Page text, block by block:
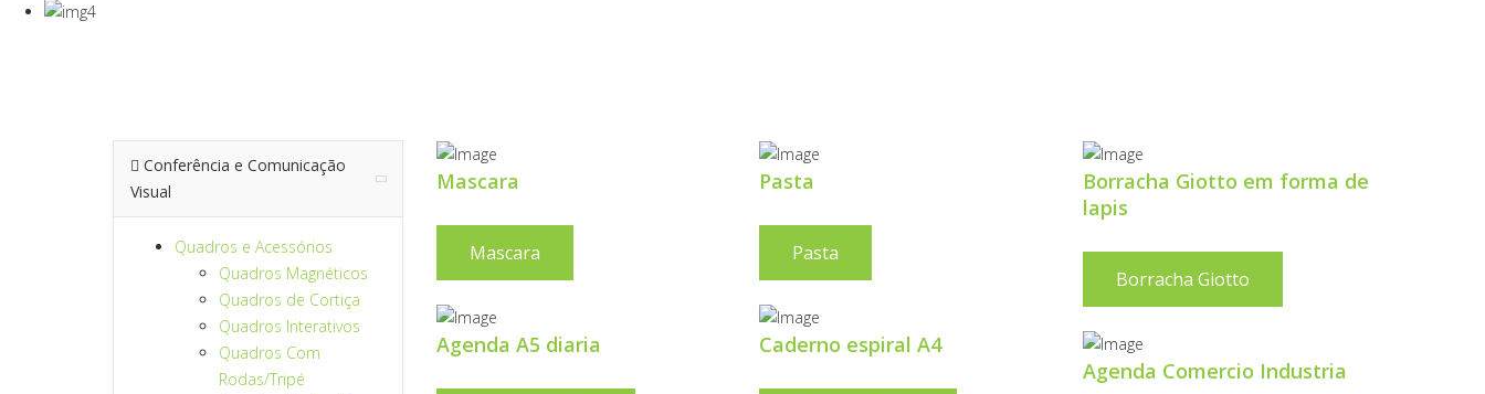
Conferência e Comunicação
Visual
Quadros e Acessórios
Quadros Magnéticos
Quadros de Cortiça
Quadros Interativos
Quadros Com
Rodas/Tripé
Mascara
Mascara
Agenda A5 diaria
Pasta
Pasta
Caderno espiral A4
Borracha Giotto em forma de
lapis
Borracha Giotto
Agenda Comercio Industria